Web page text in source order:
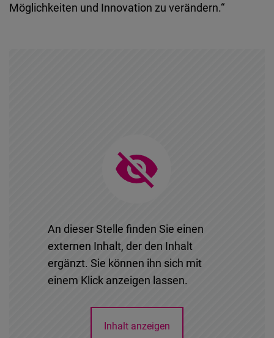
Möglichkeiten und Innovation zu verändern.“
An dieser Stelle finden Sie einen
externen Inhalt, der den Inhalt
ergänzt. Sie können ihn sich mit
einem Klick anzeigen lassen.
Inhalt anzeigen